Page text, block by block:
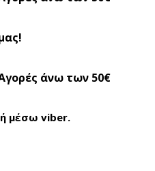
άνω των 50€
μέσω viber.